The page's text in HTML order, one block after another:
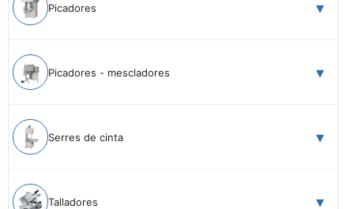
Picadores
Picadores - mescladores
Serres de cinta
Talladores